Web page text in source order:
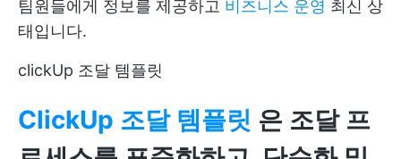
팀원들에게 정보를 제공하고 비즈니스 운영 최신 상
태입니다.
clickUp 조달 템플릿
ClickUp 조달 템플릿 은 조달 프